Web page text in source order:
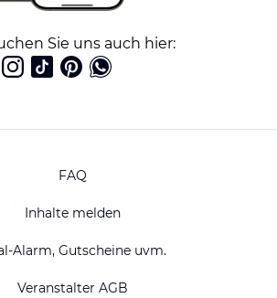
Sie uns auch hier:
FAQ
Inhalte melden
Alarm, Gutscheine uvm.
Veranstalter AGB